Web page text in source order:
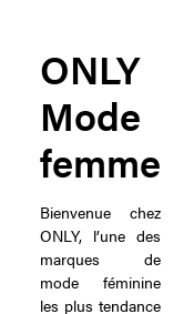
ONLY
Mode
femme
Bienvenue chez
ONLY, l’une des
marques de
mode féminine
les plus tendance